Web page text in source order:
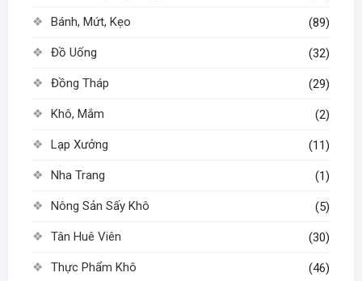
trang
Bánh, Mứt, Kẹo (89)
Đồ Uống (32)
Đồng Tháp (29)
Khô, Mắm (2)
Lạp Xưởng (11)
Nha Trang (1)
Nông Sản Sấy Khô (5)
Tân Huê Viên (30)
Thực Phẩm Khô (46)